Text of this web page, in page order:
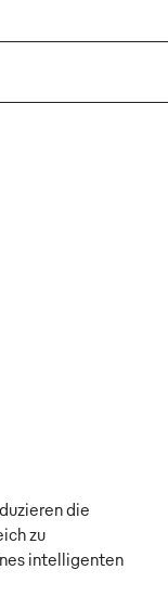
die
zu
intelligenten